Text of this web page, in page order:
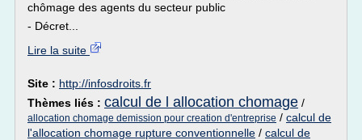
chômage des agents du secteur public
- Décret...
Lire la suite
Site : http://infosdroits.fr
Thèmes liés : calcul de l allocation chomage /
allocation chomage demission pour creation d'entreprise / calcul de
l'allocation chomage rupture conventionnelle / calcul de